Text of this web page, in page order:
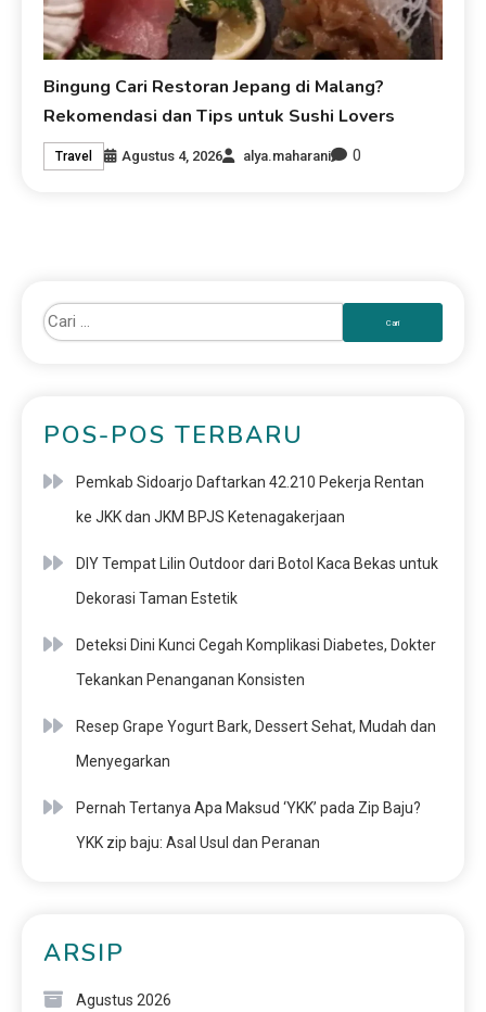
Bingung Cari Restoran Jepang di Malang?
Rekomendasi dan Tips untuk Sushi Lovers
Travel Agustus 4, 2026 alya.maharani 0
POS-POS TERBARU
Pemkab Sidoarjo Daftarkan 42.210 Pekerja Rentan
ke JKK dan JKM BPJS Ketenagakerjaan
DIY Tempat Lilin Outdoor dari Botol Kaca Bekas untuk
Dekorasi Taman Estetik
Deteksi Dini Kunci Cegah Komplikasi Diabetes, Dokter
Tekankan Penanganan Konsisten
Resep Grape Yogurt Bark, Dessert Sehat, Mudah dan
Menyegarkan
Pernah Tertanya Apa Maksud ‘YKK’ pada Zip Baju?
YKK zip baju: Asal Usul dan Peranan
ARSIP
Agustus 2026